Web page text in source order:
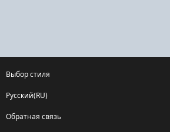
Выбор стиля
Русский(RU)
Обратная связь